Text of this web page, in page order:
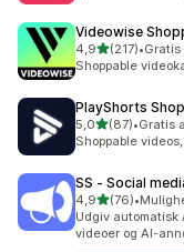
Videowise
4,9ud af 5
(217)
217 anmeldelser i
•
Shoppable
PlayShorts
5,0ud af 5 stjerner
(87)
87 anmeldelser i
•Gratis
Shoppable
SS ‑ Social
4,9ud af 5
(76)
76 anmeldelser i
•
Udgiv automatisk
videoer og AI-